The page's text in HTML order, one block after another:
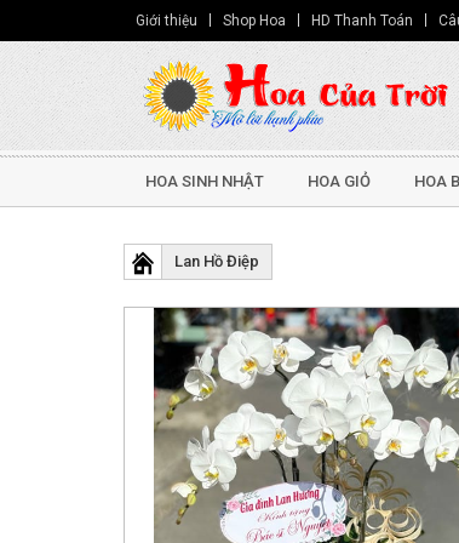
Giới thiệu Shop Hoa HD Thanh Toán
HOA SINH NHẬT HOA GIỎ HOA
Lan Hồ Điệp